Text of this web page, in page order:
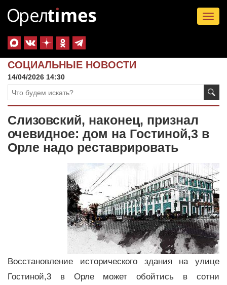
СОЦИАЛЬНЫЕ НОВОСТИ
14/04/2026 14:30
Слизовский, наконец, признал
очевидное: дом на Гостиной,3 в
Орле надо реставрировать
Восстановление исторического здания на улице
Гостиной,3 в Орле может обойтись в сотни